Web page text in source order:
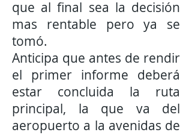
que al final sea la decisión
mas rentable pero ya se
tomó.
Anticipa que antes de rendir
el primer informe deberá
estar concluida la ruta
principal, la que va del
aeropuerto a la avenidas de